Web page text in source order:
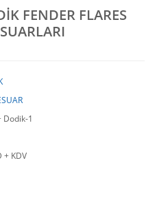
FENDER FLARES
Dodik-1
+ KDV